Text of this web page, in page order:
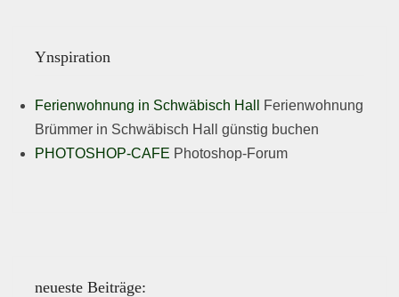
Ynspiration
Ferienwohnung in Schwäbisch Hall
Ferienwohnung
Brümmer in Schwäbisch Hall günstig buchen
PHOTOSHOP-CAFE Photoshop-Forum
neueste Beiträge: